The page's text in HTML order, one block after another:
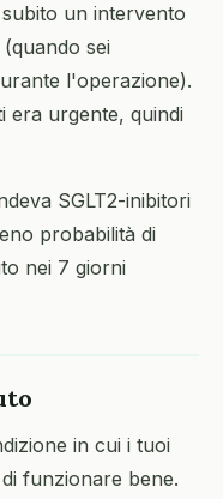
un intervento
sei
l'operazione).
era urgente, quindi
SGLT2-inibitori
probabilità di
nei 7 giorni
in cui i tuoi
funzionare bene.